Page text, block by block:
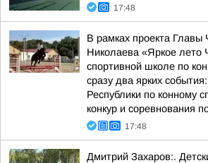
17:48
В рамках проекта
Николаева «Яркое лето
спортивной школе по
сразу два ярких
Республики по конному
конкур и соревнования
17:48
Дмитрий Захаров:.